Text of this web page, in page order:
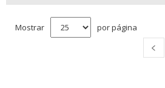
Mostrar por página